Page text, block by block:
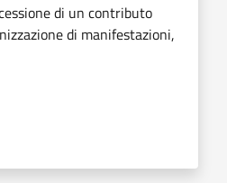
di un contributo
di manifestazioni,